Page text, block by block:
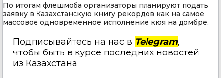
По итогам флешмоба организаторы планируют подать
заявку в Казахстанскую книгу рекордов как на самое
массовое одновременное исполнение кюя на домбре.
Подписывайтесь на нас в Telegram,
чтобы быть в курсе последних новостей
из Казахстана